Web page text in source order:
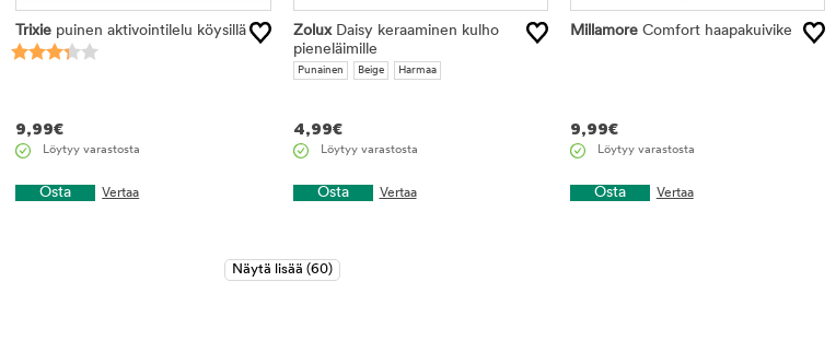
Trixie puinen aktivointilelu köysillä
9,99€
Löytyy varastosta
Osta Vertaa
ZoluxDaisy keraaminen kulho
pieneläimille
Punainen Beige Harmaa
4,99€
Löytyy varastosta
Osta Vertaa
MillamoreComfort haapakuivike
9,99€
Löytyy varastosta
Osta Vertaa